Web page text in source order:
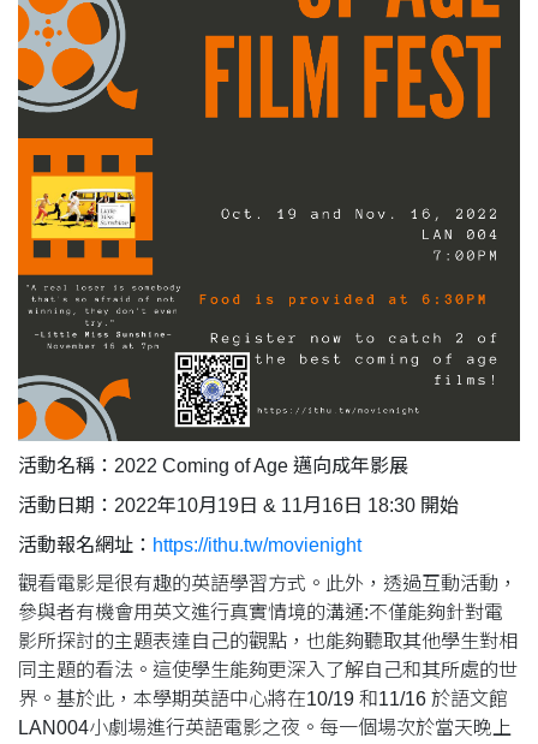
活動名稱：2022 Coming of Age 邁向成年影展
活動日期：2022年10月19日 & 11月16日 18:30 開始
活動報名網址： https://ithu.tw/movienight
觀看電影是很有趣的英語學習方式。此外，透過互動活動，
參與者有機會用英文進行真實情境的溝通:不僅能夠針對電
影所探討的主題表達自己的觀點，也能夠聽取其他學生對相
同主題的看法。這使學生能夠更深入了解自己和其所處的世
界。基於此，本學期英語中心將在10/19 和11/16 於語文館
LAN004小劇場進行英語電影之夜。每一個場次於當天晚上